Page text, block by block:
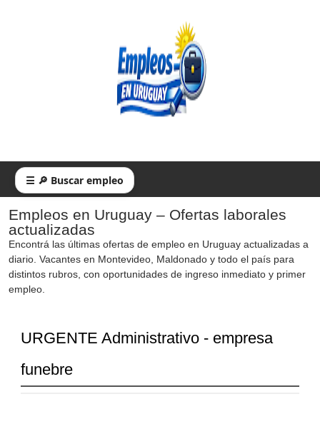
☰ 🔎 Buscar empleo
Empleos en Uruguay – Ofertas laborales
actualizadas
Encontrá las últimas ofertas de empleo en Uruguay actualizadas a
diario. Vacantes en Montevideo, Maldonado y todo el país para
distintos rubros, con oportunidades de ingreso inmediato y primer
empleo.
URGENTE Administrativo - empresa
funebre